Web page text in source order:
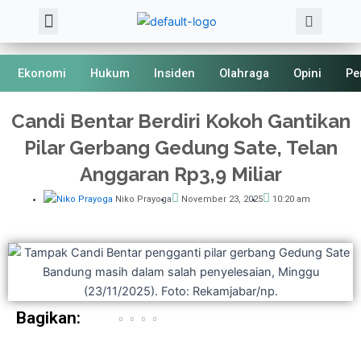
content
Menu
Ekonomi Hukum Insiden Olahraga Opini
Candi Bentar Berdiri Kokoh Gantikan
Pilar Gerbang Gedung Sate, Telan
Anggaran Rp3,9 Miliar
Niko Prayoga November 23, 2025 10:20 am
Bagikan: